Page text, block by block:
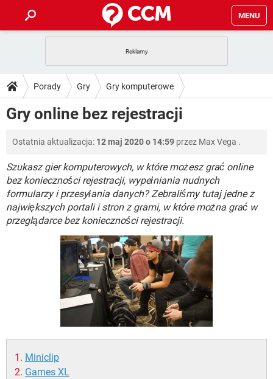
MENU
GRY WHATSAPP
SPOTIFY NETFLIX
PORADY
PlayStation
GRY WHATSAPP
SPOTIFY NETFLIX
INSTAGRAM FACEBOOK
WINDOWS 10
DO POBRANIA
IOS NETFLIX
INSTAGRAM FACEBOOK
WINDOWS 10
FORUM
COVID-19 TIKTOK
GRY WHATSAPP
SPOTIFY NETFLIX
INSTAGRAM FACEBOOK
ARTYKUŁY
COVID-19 TIKTOK
GRY WHATSAPP
NETFLIX
FACEBOOK
Porady Gry Gry komputerowe
Gry online bez rejestracji
Ostatnia aktualizacja: 12 maj 2020 o 14:59 przez Max Vega .
Szukasz gier komputerowych, w które możesz grać online
bez konieczności rejestracji, wypełniania nudnych
formularzy i przesyłania danych? Zebraliśmy tutaj jedne z
największych portali i stron z grami, w które można grać w
przeglądarce bez konieczności rejestracji.
Miniclip
Games XL